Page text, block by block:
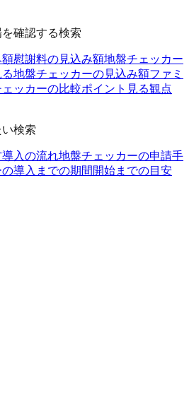
確認する検索
額慰謝料の見込み額地盤チェッカー
地盤チェッカーの見込み額ファミ
ッカーの比較ポイント 見る観点
検索
導入の流れ地盤チェッカーの申請手
導入までの期間 開始までの目安